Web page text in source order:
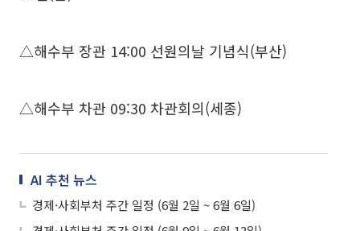
△해수부 장관 14:00 선원의날 기념식(부산)
△해수부 차관 09:30 차관회의(세종)
AI 추천 뉴스
경제·사회부처 주간 일정 (6월 2일 ~ 6월 6일)